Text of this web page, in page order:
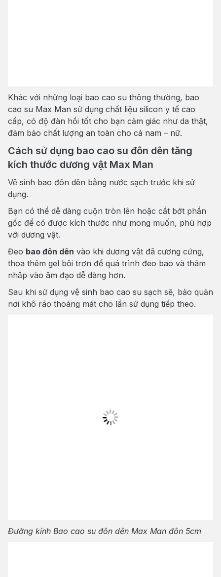
Khác với những loại bao cao su thông thường, bao
cao su Max Man sử dụng chất liệu silicon y tế cao
cấp, có độ đàn hồi tốt cho bạn cảm giác như da thật,
đảm bảo chất lượng an toàn cho cả nam – nữ.
Cách sử dụng bao cao su đôn dên tăng
kích thước dương vật Max Man
Vệ sinh bao đôn dên bằng nước sạch trước khi sử
dụng.
Bạn có thể dễ dàng cuộn tròn lên hoặc cắt bớt phần
gốc để có được kích thước như mong muốn, phù hợp
với dương vật.
Đeo bao đôn dên vào khi dương vật đã cương cứng,
thoa thêm gel bôi trơn để quá trình đeo bao và thâm
nhập vào âm đạo dễ dàng hơn.
Sau khi sử dụng vệ sinh bao cao su sạch sẽ, bảo quản
nơi khô ráo thoáng mát cho lần sử dụng tiếp theo.
Đường kính Bao cao su đôn dên Max Man đôn 5cm